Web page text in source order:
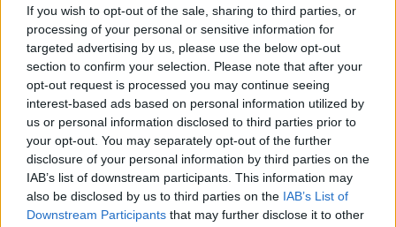
If you wish to opt-out of the sale, sharing to third parties, or
processing of your personal or sensitive information for
targeted advertising by us, please use the below opt-out
section to confirm your selection. Please note that after your
opt-out request is processed you may continue seeing
interest-based ads based on personal information utilized by
us or personal information disclosed to third parties prior to
your opt-out. You may separately opt-out of the further
disclosure of your personal information by third parties on the
IAB’s list of downstream participants. This information may
also be disclosed by us to third parties on the IAB’s List of
Downstream Participants that may further disclose it to other
Νέα έρευνα δίνει ελπίδα στην ερευνητική και ιατρική
κοινότητα αναδεικνύοντας πόσο ωφέλιμη είναι η
χρήση θρομβολυτικής αγωγής σε ασθενείς που
νοσηλεύονται σε σταθερή κατάσταση με τη νόσο
Covid-19